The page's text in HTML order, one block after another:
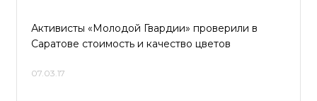
Активисты «Молодой Гвардии» проверили в
Саратове стоимость и качество цветов
07.03.17